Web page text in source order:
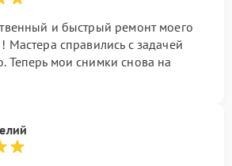
и быстрый ремонт моего
Мастера справились с задачей
Теперь мои снимки снова на